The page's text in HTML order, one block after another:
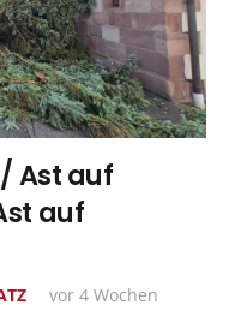
Ast auf
auf
vor 4 Wochen